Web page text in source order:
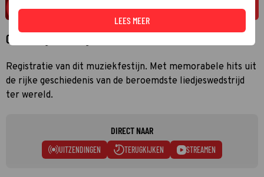
Over Het grote songfestivalfeest
Registratie van dit muziekfestijn. Met memorabele hits uit
de rijke geschiedenis van de beroemdste liedjeswedstrijd
ter wereld.
DIRECT NAAR
UITZENDINGEN TERUGKIJKEN STREAMEN
LEES MEER